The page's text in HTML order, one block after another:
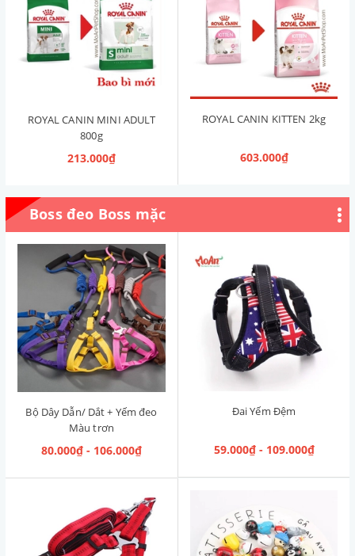
ROYAL CANIN MINI ADULT
800g
213.000₫
ROYAL CANIN KITTEN 2kg
603.000₫
Boss đeo Boss mặc
Bộ Dây Dẫn/ Dắt + Yếm đeo
Màu trơn
80.000₫ - 106.000₫
Đai Yếm Đệm
59.000₫ - 109.000₫